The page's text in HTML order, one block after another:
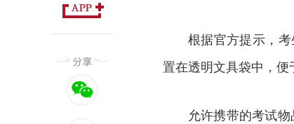
根据官方提示，
置在透明文具袋中，便
允许携带的考试